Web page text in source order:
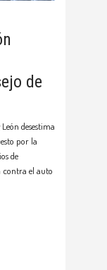
de
desestima
por la
de
contra el auto